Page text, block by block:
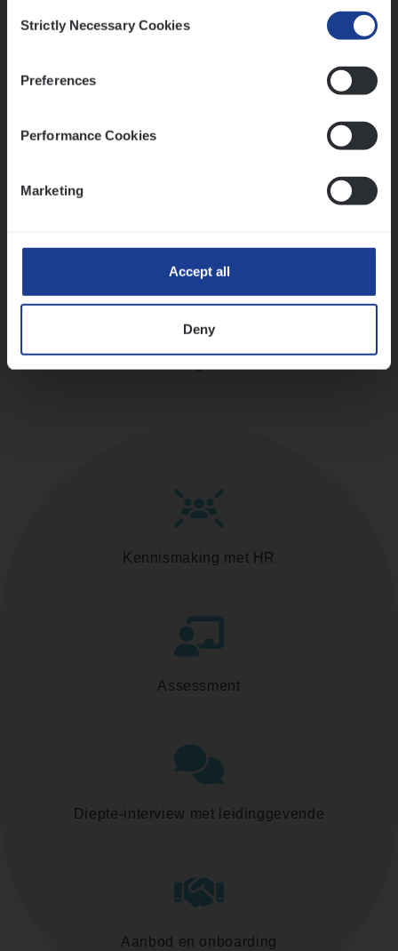
Selection
Strictly Necessary Cookies
Preferences
Performance Cookies
Marketing
Accept all
Deny
Vorige Volgende
Mathias houdt van diepgaande dossiers én droge
Thalia zoekt graag oplossingen, in games én op het
Ons sollicitatieproces
Kennismaking met HR
Assessment
Diepte-interview met leidinggevende
Aanbod en onboarding